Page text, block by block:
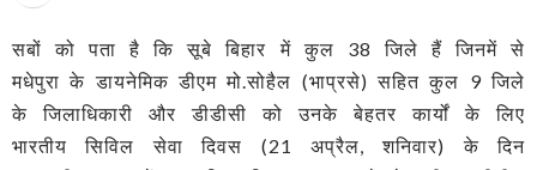
सबों को पता है कि सूबे बिहार में कुल 38 जिले हैं जिनमें से
मधेपुरा के डायनेमिक डीएम मो.सोहैल (भाप्रसे) सहित कुल 9 जिले
के जिलाधिकारी और डीडीसी को उनके बेहतर कार्यों के लिए
भारतीय सिविल सेवा दिवस (21 अप्रैल, शनिवार) के दिन